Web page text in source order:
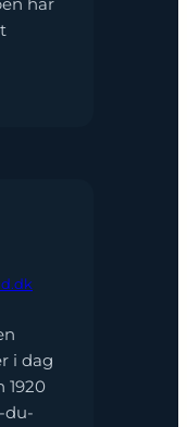
i dag
1920
du-